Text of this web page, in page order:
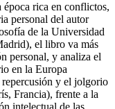
época rica en conflictos,
personal del autor
de la Universidad
el libro va más
personal, y analiza el
en la Europa
y el jolgorio
Francia), frente a la
intelectual de las